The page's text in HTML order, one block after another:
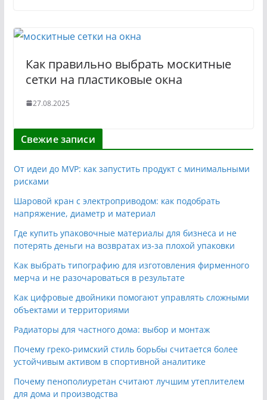
Как правильно выбрать москитные
сетки на пластиковые окна
27.08.2025
Свежие записи
От идеи до MVP: как запустить продукт с минимальными
рисками
Шаровой кран с электроприводом: как подобрать
напряжение, диаметр и материал
Где купить упаковочные материалы для бизнеса и не
потерять деньги на возвратах из-за плохой упаковки
Как выбрать типографию для изготовления фирменного
мерча и не разочароваться в результате
Как цифровые двойники помогают управлять сложными
объектами и территориями
Радиаторы для частного дома: выбор и монтаж
Почему греко-римский стиль борьбы считается более
устойчивым активом в спортивной аналитике
Почему пенополиуретан считают лучшим утеплителем
для дома и производства